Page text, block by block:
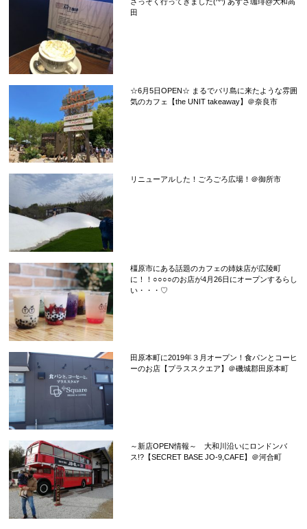
田
☆6月5日OPEN☆ まるでバリ島に来たような雰囲
気のカフェ【the UNIT takeaway】＠奈良市
リニューアルした！ごろごろ広場！＠御所市
橿原市にある話題のカフェの姉妹店が広陵町
に！！○○○○のお店が4月26日にオープンするらし
い・・・♡
田原本町に2019年３月オープン！食パンとコーヒ
ーのお店【プラススクエア】＠磯城郡田原本町
～新店OPEN情報～ 大和川沿いにロンドンバ
ス!?【SECRET BASE JO-9,CAFE】＠河合町